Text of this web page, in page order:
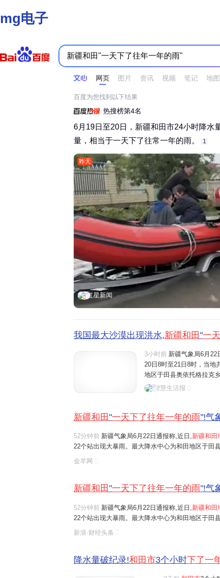
mg电子
网页 图片 资讯 视频 笔记 地图
时间不限 所有网页和文件 站点内检索
百度为您找到以下结果
热搜榜第4名
6月19日至20日，新疆和田市24小时降水
量，相当于一天下了往常一年的雨。‌‌
1
昨天
红星新闻
我国最大沙漠出现洪水,新疆和田 "一
3小时前 新疆气象局6月22
20日8时至21日8时，当地
地区于田县奥依托格拉克
20时至20日20时的单日降
智慧生活报
新疆和田 "一天下了往年一年的雨"!气
52分钟前 新疆气象局6月22日通报称,近日,新疆和田
22个站出现大暴雨。最大降水中心为和田地区于田
和田市6月19日20时至20日20时的单日降水量为
金羊网
新疆和田 "一天下了往年一年的雨"!气
52分钟前 新疆气象局6月22日通报称,近日, 新疆和田
22个站出现大暴雨。最大降水中心为和田地区于田
和田市6月19日20时至20日20时的单日降水量为
新浪·财经头条
降水量破纪录!和田市3个小时下了一